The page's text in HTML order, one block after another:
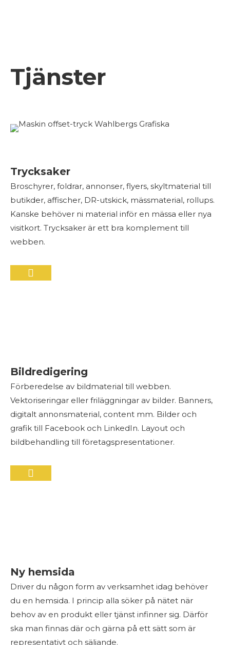
Tjänster
Trycksaker
Broschyrer, foldrar, annonser, flyers, skyltmaterial till
butikder, affischer, DR-utskick, mässmaterial, rollups.
Kanske behöver ni material inför en mässa eller nya
visitkort. Trycksaker är ett bra komplement till
webben.
Bildredigering
Förberedelse av bildmaterial till webben.
Vektoriseringar eller friläggningar av bilder. Banners,
digitalt annonsmaterial, content mm. Bilder och
grafik till Facebook och LinkedIn. Layout och
bildbehandling till företagspresentationer.
Ny hemsida
Driver du någon form av verksamhet idag behöver
du en hemsida. I princip alla söker på nätet när
behov av en produkt eller tjänst infinner sig. Därför
ska man finnas där och gärna på ett sätt som är
representativt och säljande.